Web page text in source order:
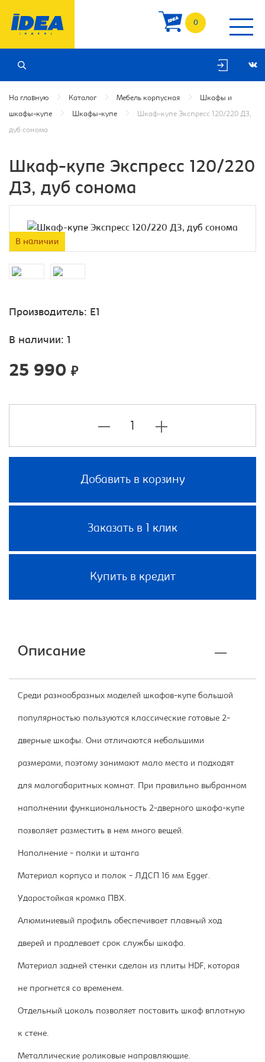
0
На главную Каталог Мебель корпусная Шкафы и
шкафы-купе Шкафы-купе Шкаф-купе Экспресс 120/220 ДЗ,
дуб сонома
Шкаф-купе Экспресс 120/220
ДЗ, дуб сонома
В наличии
Производитель: E1
В наличии: 1
25 990 ₽
Добавить в корзину
Заказать в 1 клик
Купить в кредит
Описание
Среди разнообразных моделей шкафов-купе большой
популярностью пользуются классические готовые 2-
дверные шкафы. Они отличаются небольшими
размерами, поэтому занимают мало места и подходят
для малогабаритных комнат. При правильно выбранном
наполнении функциональность 2-дверного шкафа-купе
позволяет разместить в нем много вещей.
Наполнение - полки и штанга
Материал корпуса и полок - ЛДСП 16 мм Egger.
Ударостойкая кромка ПВХ.
Алюминиевый профиль обеспечивает плавный ход
дверей и продлевает срок службы шкафа.
Материал задней стенки сделан из плиты HDF, которая
не прогнется со временем.
Отдельный цоколь позволяет поставить шкаф вплотную
к стене.
Металлические роликовые направляющие.